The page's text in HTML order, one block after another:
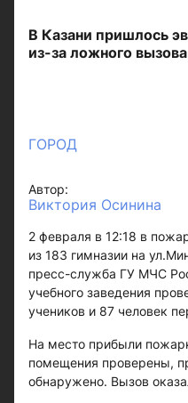
В Казани пришлось
из-за ложного
ГОРОД
Автор:
Виктория Осинина
2 февраля в 12:18 в
из 183 гимназии на
пресс-служба ГУ МЧС
учебного заведения
учеников и 87 человек
На место прибыли
помещения проверены,
обнаружено. Вызов